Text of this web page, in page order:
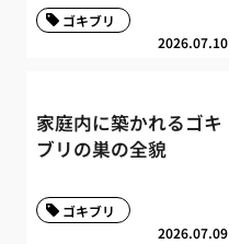
2026.07.10
ゴキブリ
家庭内に築かれるゴキ
ブリの巣の全貌
2026.07.09
ゴキブリ